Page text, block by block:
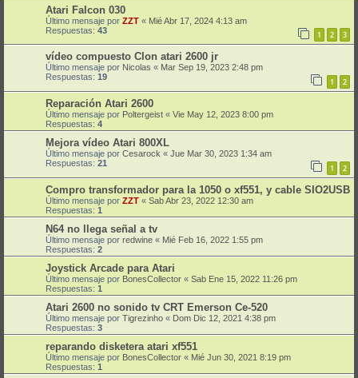
Atari Falcon 030
Último mensaje por ZZT « Mié Abr 17, 2024 4:13 am
Respuestas: 43 1 2 3
vídeo compuesto Clon atari 2600 jr
Último mensaje por Nicolas « Mar Sep 19, 2023 2:48 pm
Respuestas: 19 1 2
Reparación Atari 2600
Último mensaje por Poltergeist « Vie May 12, 2023 8:00 pm
Respuestas: 4
Mejora vídeo Atari 800XL
Último mensaje por Cesarock « Jue Mar 30, 2023 1:34 am
Respuestas: 21 1 2
Compro transformador para la 1050 o xf551, y cable SIO2USB
Último mensaje por ZZT « Sab Abr 23, 2022 12:30 am
Respuestas: 1
N64 no llega señal a tv
Último mensaje por redwine « Mié Feb 16, 2022 1:55 pm
Respuestas: 2
Joystick Arcade para Atari
Último mensaje por BonesCollector « Sab Ene 15, 2022 11:26 pm
Respuestas: 1
Atari 2600 no sonido tv CRT Emerson Ce-520
Último mensaje por Tigrezinho « Dom Dic 12, 2021 4:38 pm
Respuestas: 3
reparando disketera atari xf551
Último mensaje por BonesCollector « Mié Jun 30, 2021 8:19 pm
Respuestas: 1